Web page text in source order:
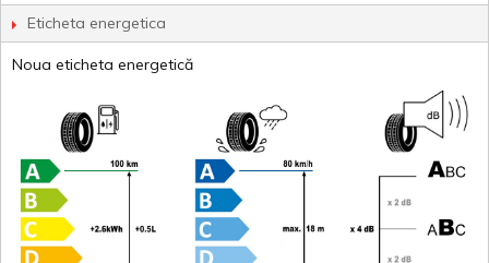
Eticheta energetica
Noua eticheta energetică